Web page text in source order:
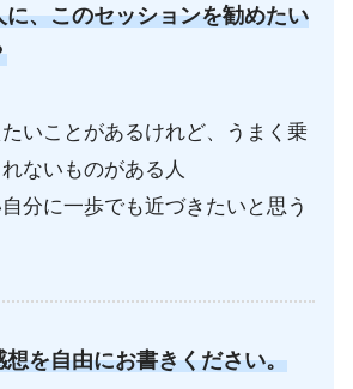
に、このセッションを勧めたい
いことがあるけれど、うまく乗
ないものがある人
分に一歩でも近づきたいと思う
想を自由にお書きください。